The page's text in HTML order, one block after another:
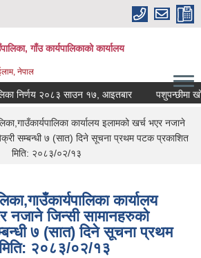
गाँउ कार्यपालिकाको कार्यालय
नेपाल
निर्णय २०८३ साउन १७, आइतबार पशुपन्छीमा खोप
कार्यालय इलामको खर्च भएर नजाने
सम्बन्धी ७ (सात) दिने सूचना प्रथम पटक प्रकाशित
मिति: २०८३/०२/१३
कार्यालय
नजाने जिन्सी सामानहरुको
७ (सात) दिने सूचना प्रथम
२०८३/०२/१३